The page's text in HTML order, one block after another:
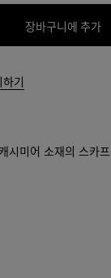
장
장바구니에 추가
사
주
기
시미어 소재의 스카